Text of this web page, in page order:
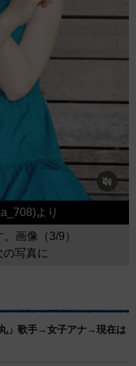
より
画像（3/9）
の写真に
丸」歌手→女子アナ→現在は